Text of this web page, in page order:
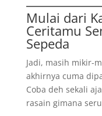
Mulai dari
Ceritamu
Sepeda
Jadi, masih mikir-
akhirnya cuma
Coba deh sekali
rasain gimana